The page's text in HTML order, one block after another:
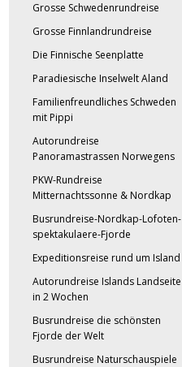
Grosse Schwedenrundreise
Grosse Finnlandrundreise
Die Finnische Seenplatte
Paradiesische Inselwelt Aland
Familienfreundliches Schweden
mit Pippi
Autorundreise
Panoramastrassen Norwegens
PKW-Rundreise
Mitternachtssonne & Nordkap
Busrundreise-Nordkap-Lofoten-
spektakulaere-Fjorde
Expeditionsreise rund um Island
Autorundreise Islands Landseite
in 2 Wochen
Busrundreise die schönsten
Fjorde der Welt
Busrundreise Naturschauspiele